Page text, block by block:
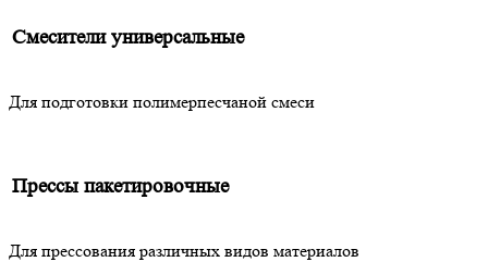
Смесители универсальные
Для подготовки полимерпесчаной смеси
Прессы пакетировочные
Для прессования различных видов материалов